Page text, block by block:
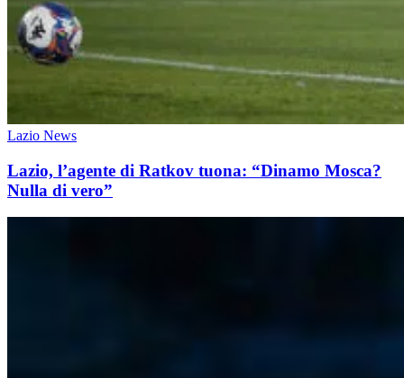
Lazio News
Lazio, l’agente di Ratkov tuona: “Dinamo Mosca?
Nulla di vero”